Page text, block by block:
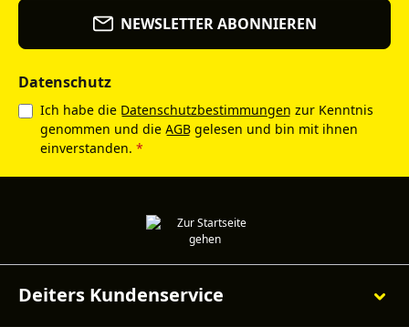
NEWSLETTER ABONNIEREN
Datenschutz
Ich habe die Datenschutzbestimmungen zur Kenntnis
genommen und die AGB gelesen und bin mit ihnen
einverstanden. *
Deiters Kundenservice